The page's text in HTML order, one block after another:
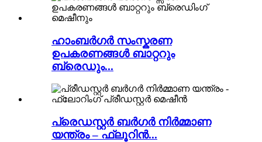
ഹാംബർഗർ സംസ്കരണ
ഉപകരണങ്ങൾ ബാറ്ററും
ബ്രെഡും...
പ്രെഡസ്റ്റർ ബർഗർ നിർമ്മാണ
യന്ത്രം – ഫ്ലൂറിൻ...